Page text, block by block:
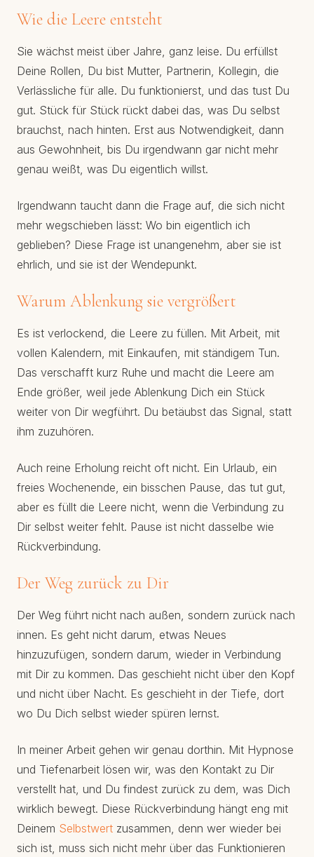
Wie die Leere entsteht
Sie wächst meist über Jahre, ganz leise. Du erfüllst
Deine Rollen, Du bist Mutter, Partnerin, Kollegin, die
Verlässliche für alle. Du funktionierst, und das tust Du
gut. Stück für Stück rückt dabei das, was Du selbst
brauchst, nach hinten. Erst aus Notwendigkeit, dann
aus Gewohnheit, bis Du irgendwann gar nicht mehr
genau weißt, was Du eigentlich willst.
Irgendwann taucht dann die Frage auf, die sich nicht
mehr wegschieben lässt: Wo bin eigentlich ich
geblieben? Diese Frage ist unangenehm, aber sie ist
ehrlich, und sie ist der Wendepunkt.
Warum Ablenkung sie vergrößert
Es ist verlockend, die Leere zu füllen. Mit Arbeit, mit
vollen Kalendern, mit Einkaufen, mit ständigem Tun.
Das verschafft kurz Ruhe und macht die Leere am
Ende größer, weil jede Ablenkung Dich ein Stück
weiter von Dir wegführt. Du betäubst das Signal, statt
ihm zuzuhören.
Auch reine Erholung reicht oft nicht. Ein Urlaub, ein
freies Wochenende, ein bisschen Pause, das tut gut,
aber es füllt die Leere nicht, wenn die Verbindung zu
Dir selbst weiter fehlt. Pause ist nicht dasselbe wie
Rückverbindung.
Der Weg zurück zu Dir
Der Weg führt nicht nach außen, sondern zurück nach
innen. Es geht nicht darum, etwas Neues
hinzuzufügen, sondern darum, wieder in Verbindung
mit Dir zu kommen. Das geschieht nicht über den Kopf
und nicht über Nacht. Es geschieht in der Tiefe, dort
wo Du Dich selbst wieder spüren lernst.
In meiner Arbeit gehen wir genau dorthin. Mit Hypnose
und Tiefenarbeit lösen wir, was den Kontakt zu Dir
verstellt hat, und Du findest zurück zu dem, was Dich
wirklich bewegt. Diese Rückverbindung hängt eng mit
Deinem Selbstwert zusammen, denn wer wieder bei
sich ist, muss sich nicht mehr über das Funktionieren